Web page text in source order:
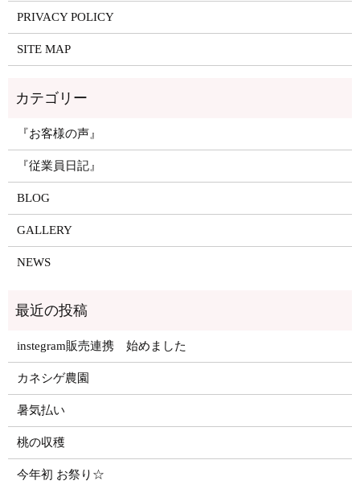
PRIVACY POLICY
SITE MAP
『お客様の声』
『従業員日記』
BLOG
GALLERY
NEWS
instegram販売連携 始めました
カネシゲ農園
暑気払い
桃の収穫
今年初 お祭り☆